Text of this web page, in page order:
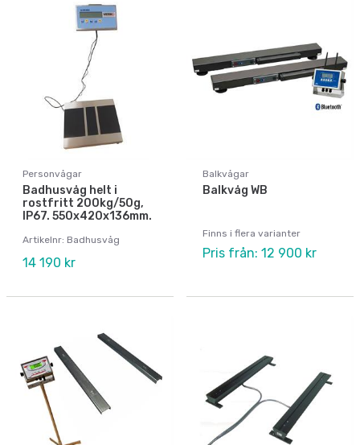
Personvågar
Badhusvåg helt i
rostfritt 200kg/50g,
IP67. 550x420x136mm.
Artikelnr: Badhusvåg
14 190 kr
Balkvågar
Balkvåg WB
Finns i flera varianter
Pris från: 12 900 kr